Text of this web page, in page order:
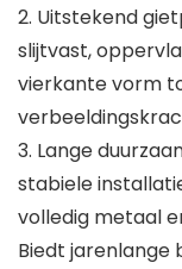
2. Uitstekend
slijtvast,
vierkante vorm
3. Lange
stabiele
volledig metaal
Biedt jarenlange